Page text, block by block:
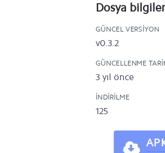
Dosya
GÜNCEL VERSIYON
v0.3.2
GÜNCELLENME
3 yıl önce
İNDIRILME
125